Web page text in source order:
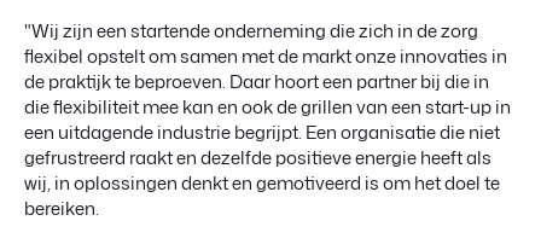
"Wij zijn een startende onderneming die zich in de zorg
flexibel opstelt om samen met de markt onze innovaties in
de praktijk te beproeven. Daar hoort een partner bij die in
die flexibiliteit mee kan en ook de grillen van een start-up in
een uitdagende industrie begrijpt. Een organisatie die niet
gefrustreerd raakt en dezelfde positieve energie heeft als
wij, in oplossingen denkt en gemotiveerd is om het doel te
bereiken.